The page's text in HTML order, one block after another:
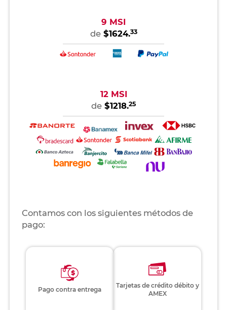
9 MSI
de $1624.33
12 MSI
de $1218.25
Contamos con los siguientes métodos de
pago:
Pago contra entrega
Tarjetas de crédito débito y
AMEX